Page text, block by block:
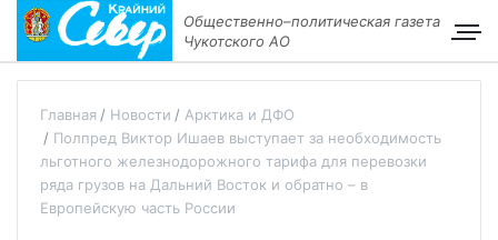
Общественно–политическая газета
Чукотского АО
Главная Новости
Арктика и ДФО
Полпред Виктор Ишаев выступает за необходимость
льготного железнодорожного тарифа для перевозки
ряда грузов на Дальний Восток и обратно – в
Европейскую часть России